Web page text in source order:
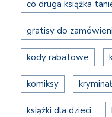
co druga książka
gratisy do
kody rabatowe
komiksy
książki dla dzieci